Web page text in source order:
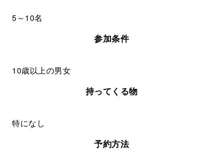
5～10名
参加条件
10歳以上の男女
持ってくる物
特になし
予約方法